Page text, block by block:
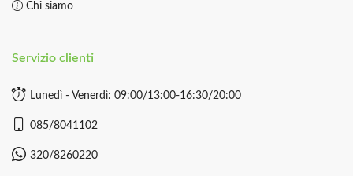
Chi siamo
Servizio clienti
Lunedì - Venerdì: 09:00/13:00-16:30/20:00
085/8041102
320/8260220